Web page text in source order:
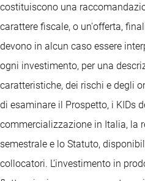
costituiscono una
carattere fiscale, o un'offerta,
devono in alcun caso essere
ogni investimento, per una
caratteristiche, dei rischi e degli
di esaminare il Prospetto, i KIDs
commercializzazione in Italia, la
semestrale e lo Statuto,
collocatori. L’investimento in